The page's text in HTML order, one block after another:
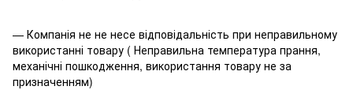
— Компанія не не несе відповідальність при неправильному
використанні товару ( Неправильна температура прання,
механічні пошкодження, використання товару не за
призначенням)